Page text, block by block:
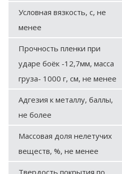
Условная вязкость, с, не
менее
Прочность пленки при
ударе боёк -12,7мм, масса
груза- 1000 г, см, не менее
Адгезия к металлу, баллы,
не более
Массовая доля нелетучих
веществ, %, не менее
Твердость покрытия по